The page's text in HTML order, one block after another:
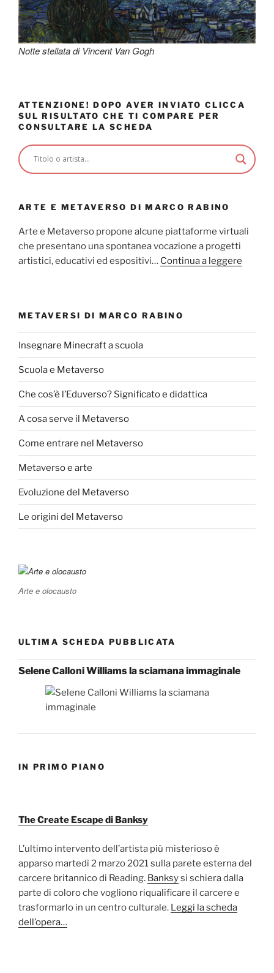
Notte stellata di Vincent Van Gogh
ATTENZIONE! DOPO AVER INVIATO CLICCA
SUL RISULTATO CHE TI COMPARE PER
CONSULTARE LA SCHEDA
ARTE E METAVERSO DI MARCO RABINO
Arte e Metaverso propone alcune piattaforme virtuali
che presentano una spontanea vocazione a progetti
artistici, educativi ed espositivi… Continua a leggere
METAVERSI DI MARCO RABINO
Insegnare Minecraft a scuola
Scuola e Metaverso
Che cos’è l’Eduverso? Significato e didattica
A cosa serve il Metaverso
Come entrare nel Metaverso
Metaverso e arte
Evoluzione del Metaverso
Le origini del Metaverso
Arte e olocausto
ULTIMA SCHEDA PUBBLICATA
Selene Calloni Williams la sciamana immaginale
IN PRIMO PIANO
The Create Escape di Banksy
L’ultimo intervento dell’artista più misterioso è
apparso martedì 2 marzo 2021 sulla parete esterna del
carcere britannico di Reading. Banksysi schiera dalla
parte di coloro che vogliono riqualificare il carcere e
trasformarlo in un centro culturale. Leggi la scheda
dell’opera…